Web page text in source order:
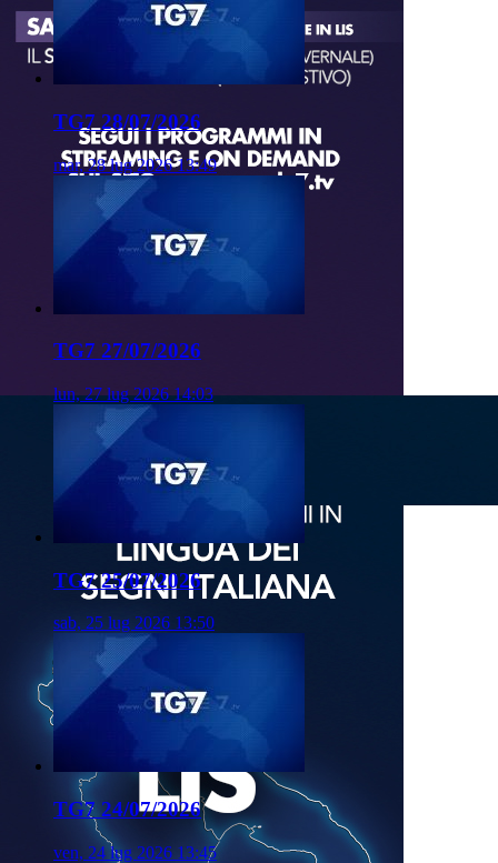
TG7 28/07/2026
mar, 28 lug 2026 13:49
TG7 27/07/2026
lun, 27 lug 2026 14:03
TG7 25/07/2026
sab, 25 lug 2026 13:50
TG7 24/07/2026
ven, 24 lug 2026 13:45